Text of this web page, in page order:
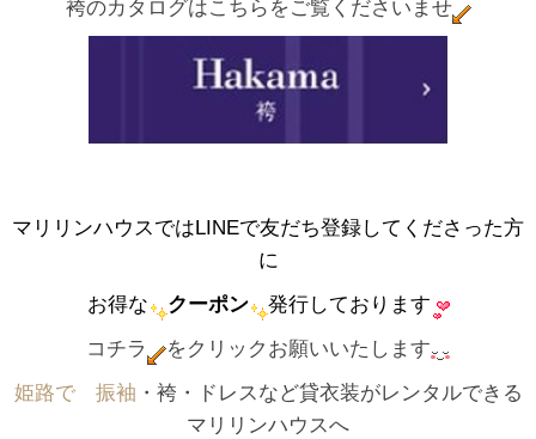
袴のカタログはこちらをご覧くださいませ
マリリンハウスではLINEで友だち登録してくださった方
に
お得な
クーポン
発行しております
コチラ
をクリックお願いいたします
姫路で゙振袖 ・袴・ドレスなど貸衣装がレンタルできる
マリリンハウスへ